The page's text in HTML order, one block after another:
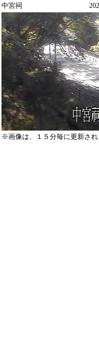
中宮祠
※画像は、１５分毎に更新され